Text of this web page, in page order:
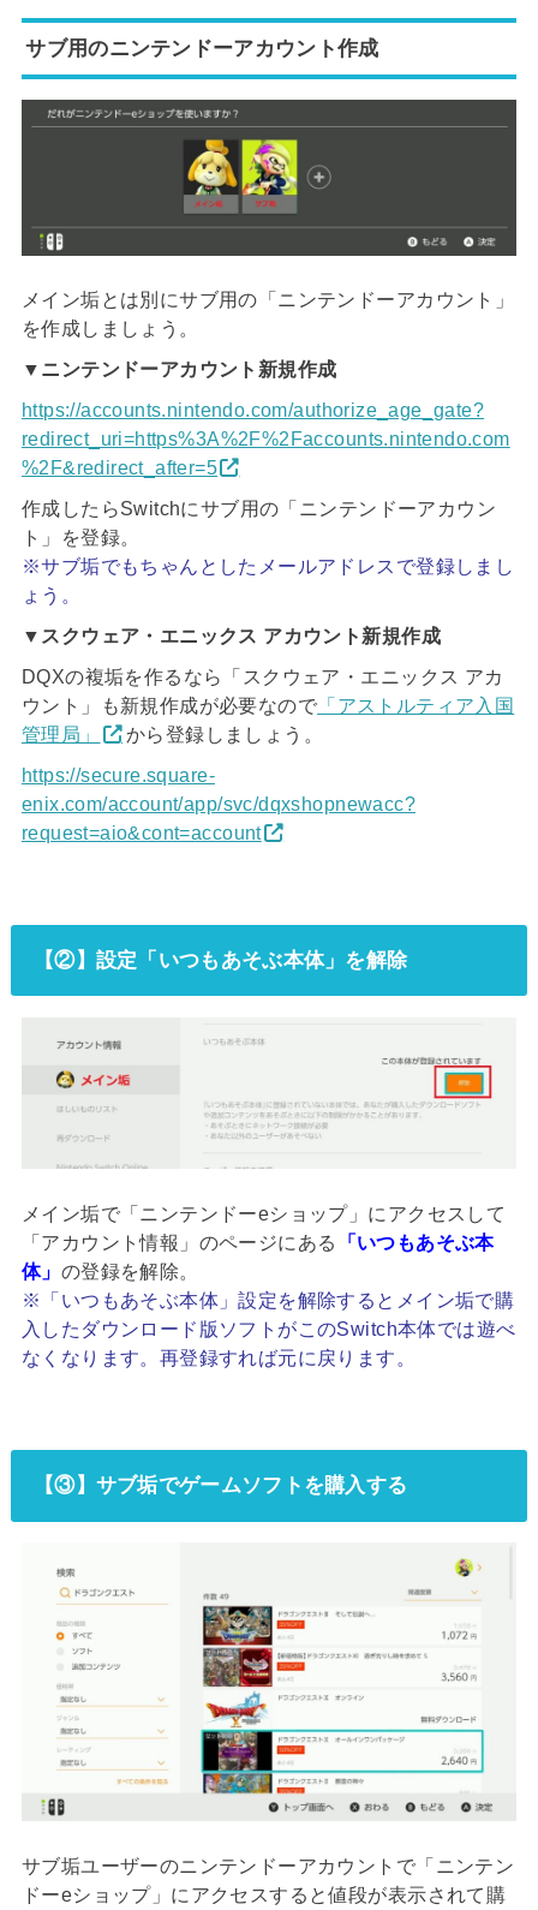
サブ用のニンテンドーアカウント作成
メイン垢とは別にサブ用の「ニンテンドーアカウント」
を作成しましょう。
▼ニンテンドーアカウント新規作成
https://accounts.nintendo.com/authorize_age_gate?
redirect_uri=https%3A%2F%2Faccounts.nintendo.com
%2F&redirect_after=5
作成したらSwitchにサブ用の「ニンテンドーアカウン
ト」を登録。
※サブ垢でもちゃんとしたメールアドレスで登録しまし
ょう。
▼スクウェア・エニックス アカウント新規作成
DQXの複垢を作るなら「スクウェア・エニックス アカ
ウント」も新規作成が必要なので 「アストルティア入国
管理局」
から登録しましょう。
https://secure.square-
enix.com/account/app/svc/dqxshopnewacc?
request=aio&cont=account
【②】設定「いつもあそぶ本体」を解除
メイン垢で「ニンテンドーeショップ」にアクセスして
「アカウント情報」のページにある
「いつもあそぶ本
体」 の登録を解除。
※「いつもあそぶ本体」設定を解除するとメイン垢で購
入したダウンロード版ソフトがこのSwitch本体では遊べ
なくなります。再登録すれば元に戻ります。
【③】サブ垢でゲームソフトを購入する
サブ垢ユーザーのニンテンドーアカウントで「ニンテン
ドーeショップ」にアクセスすると値段が表示されて購